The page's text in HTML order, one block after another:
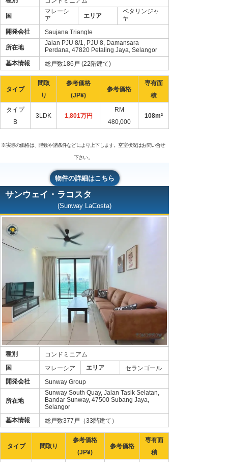
国
マレーシ
ア
エリア
ペタリンジャ
ヤ
開発会社
Saujana Triangle
所在地
Jalan PJU 8/1, PJU 8, Damansara
Perdana, 47820 Petaling Jaya, Selangor
基本情報
総戸数186戸 (22階建て)
タイプ
間取
り
参考価格
(JP¥)
参考価格
専有面
積
タイプ
B
3LDK 1,801万円
RM
480,000
108m²
※実際の価格は、階数や諸条件などにより上下します。空室状況はお問い合せ
下さい。
物件の詳細はこちら
サンウェイ・ラコスタ
(Sunway LaCosta)
種別
コンドミニアム
国
マレーシア エリア
セランゴール
開発会社
Sunway Group
所在地
Sunway South Quay, Jalan Tasik Selatan,
Bandar Sunway, 47500 Subang Jaya,
Selangor
基本情報
総戸数377戸（33階建て）
タイプ 間取り
参考価格
(JP¥)
参考価格
専有面
積